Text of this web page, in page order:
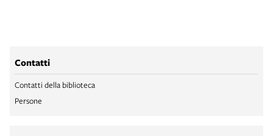
Contatti
Contatti della biblioteca
Persone